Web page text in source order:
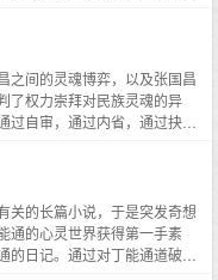
的突破，对中国文学有开拓
在这部作品中，现代主义、
念、新艺术的光芒。
之间的灵魂博弈，以及张国昌
了权力崇拜对民族灵魂的异
自审，通过内省，通过抉心
探询谁是腐败的制造者？谁
拜为什么会成为国人的本土
，而它的灵魂却是哲学的，它
关的长篇小说，于是突发奇想
通的心灵世界获得第一手素
日记。通过对丁能通道破天